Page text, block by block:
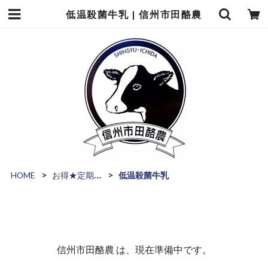
低温殺菌牛乳 | 信州市田酪農
HOME お得★定期便（曜日指定コース） 低温殺菌牛乳
信州市田酪農 は、現在準備中です。